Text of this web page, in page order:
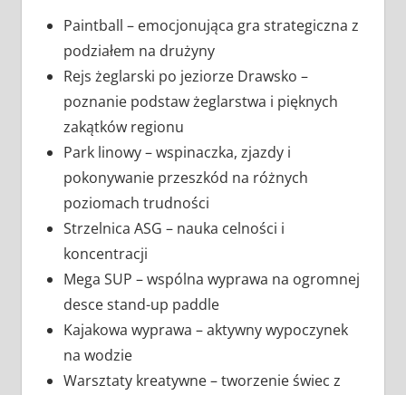
Paintball – emocjonująca gra strategiczna z
podziałem na drużyny
Rejs żeglarski po jeziorze Drawsko –
poznanie podstaw żeglarstwa i pięknych
zakątków regionu
Park linowy – wspinaczka, zjazdy i
pokonywanie przeszkód na różnych
poziomach trudności
Strzelnica ASG – nauka celności i
koncentracji
Mega SUP – wspólna wyprawa na ogromnej
desce stand-up paddle
Kajakowa wyprawa – aktywny wypoczynek
na wodzie
Warsztaty kreatywne – tworzenie świec z